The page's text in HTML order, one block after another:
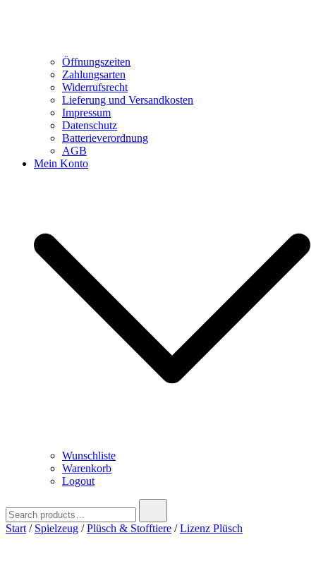
Öffnungszeiten
Zahlungsarten
Widerrufsrecht
Lieferung und Versandkosten
Impressum
Datenschutz
Batterieverordnung
AGB
Mein Konto
Wunschliste
Warenkorb
Logout
for:
Start / Spielzeug /Plüsch & Stofftiere /Lizenz Plüsch